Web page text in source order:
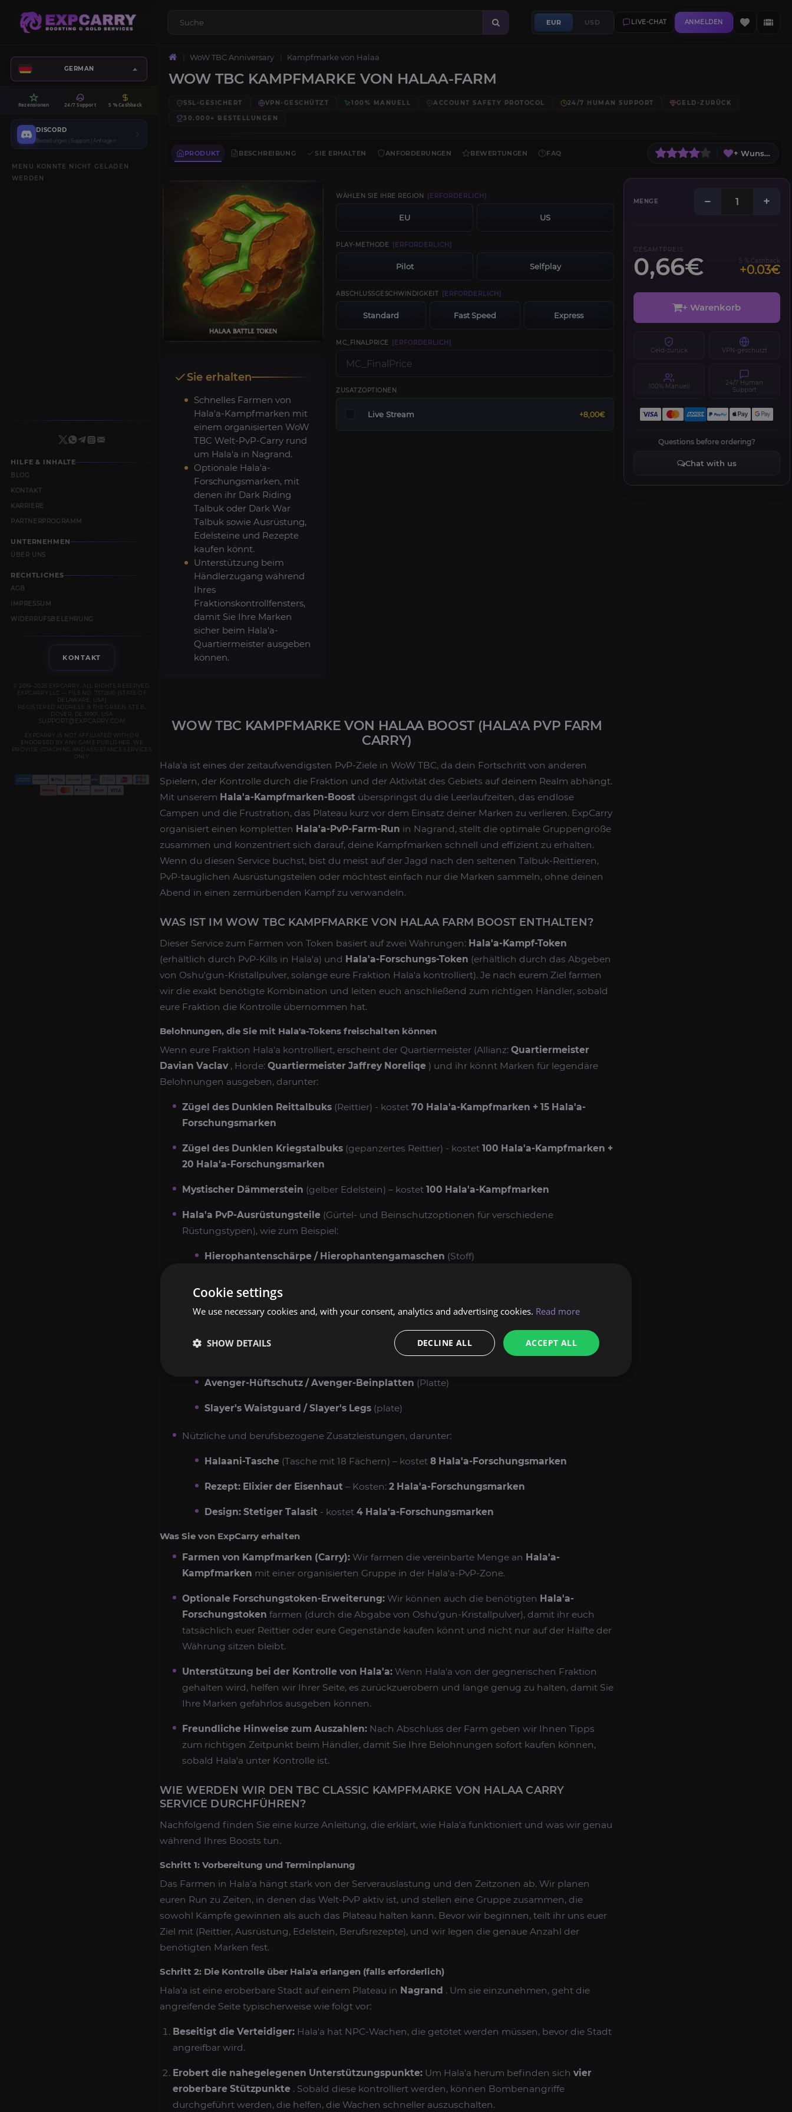
EUR USD LIVE-CHAT ANMELDEN
GERMAN
Rezensionen 24/7 Support 5 % Cashback
DISCORD
Bestellungen | Support | Anfragen
MENU KONNTE NICHT GELADEN
WERDEN
HILFE & INHALTE
BLOG
KONTAKT
KARRIERE
PARTNERPROGRAMM
UNTERNEHMEN
ÜBER UNS
RECHTLICHES
AGB
IMPRESSUM
WIDERRUFSBELEHRUNG
KONTAKT
© 2019–2026 EXPCARRY. ALL RIGHTS RESERVED.
EXPCARRY LLC — FILE NO. 7372610 (STATE OF
DELAWARE, USA)
REGISTERED ADDRESS: 8 THE GREEN, STE B,
DOVER, DE 19901, USA
SUPPORT@EXPCARRY.COM
EXPCARRY IS NOT AFFILIATED WITH OR
ENDORSED BY ANY GAME PUBLISHER. WE
PROVIDE COACHING AND ASSISTANCE SERVICES
ONLY.
WoW TBC Anniversary Kampfmarke von Halaa
WOW TBC KAMPFMARKE VON HALAA-FARM
SSL-GESICHERT VPN-GESCHÜTZT 100% MANUELL ACCOUNT SAFETY PROTOCOL 24/7 HUMAN SUPPORT
GELD-ZURÜCK
30.000+
BESTELLUNGEN
PRODUKT BESCHREIBUNG SIE ERHALTEN ANFORDERUNGEN BEWERTUNGEN FAQ + Wunschliste
WÄHLEN SIE IHRE REGION [ERFORDERLICH]
EU US
PLAY-METHODE [ERFORDERLICH]
Pilot Selfplay
ABSCHLUSSGESCHWINDIGKEIT [ERFORDERLICH]
Standard Fast Speed Express
MC_FINALPRICE [ERFORDERLICH]
ZUSATZOPTIONEN
Live Stream +8,00€
MENGE − +
GESAMTPREIS
0,66€ 5 % Cashback
+0.03€
+ Warenkorb
Geld-zurück VPN-geschützt
100% Manuell
24/7 Human
Support
Questions before ordering?
Chat with us
Sie erhalten
Schnelles Farmen von
Hala'a-Kampfmarken mit
einem organisierten WoW
TBC Welt-PvP-Carry rund
um Hala'a in Nagrand.
Optionale Hala'a-
Forschungsmarken, mit
denen ihr Dark Riding
Talbuk oder Dark War
Talbuk sowie Ausrüstung,
Edelsteine und Rezepte
kaufen könnt.
Unterstützung beim
Händlerzugang während
Ihres
Fraktionskontrollfensters,
damit Sie Ihre Marken
sicher beim Hala'a-
Quartiermeister ausgeben
können.
WOW TBC KAMPFMARKE VON HALAA BOOST (HALA'A PVP FARM
CARRY)
Hala'a ist eines der zeitaufwendigsten PvP-Ziele in WoW TBC, da dein Fortschritt von anderen
Spielern, der Kontrolle durch die Fraktion und der Aktivität des Gebiets auf deinem Realm abhängt.
Mit unserem Hala'a-Kampfmarken-Boost überspringst du die Leerlaufzeiten, das endlose
Campen und die Frustration, das Plateau kurz vor dem Einsatz deiner Marken zu verlieren. ExpCarry
organisiert einen kompletten Hala'a-PvP-Farm-Run in Nagrand, stellt die optimale Gruppengröße
zusammen und konzentriert sich darauf, deine Kampfmarken schnell und effizient zu erhalten.
Wenn du diesen Service buchst, bist du meist auf der Jagd nach den seltenen Talbuk-Reittieren,
PvP-tauglichen Ausrüstungsteilen oder möchtest einfach nur die Marken sammeln, ohne deinen
Abend in einen zermürbenden Kampf zu verwandeln.
WAS IST IM WOW TBC KAMPFMARKE VON HALAA FARM BOOST ENTHALTEN?
Dieser Service zum Farmen von Token basiert auf zwei Währungen: Hala'a-Kampf-Token
(erhältlich durch PvP-Kills in Hala'a) und Hala'a-Forschungs-Token (erhältlich durch das Abgeben
von Oshu'gun-Kristallpulver, solange eure Fraktion Hala'a kontrolliert). Je nach eurem Ziel farmen
wir die exakt benötigte Kombination und leiten euch anschließend zum richtigen Händler, sobald
eure Fraktion die Kontrolle übernommen hat.
Belohnungen, die Sie mit Hala'a-Tokens freischalten können
Wenn eure Fraktion Hala'a kontrolliert, erscheint der Quartiermeister (Allianz: Quartiermeister
Davian Vaclav , Horde: Quartiermeister Jaffrey Noreliqe ) und ihr könnt Marken für legendäre
Belohnungen ausgeben, darunter:
Zügel des Dunklen Reittalbuks (Reittier) - kostet 70 Hala'a-Kampfmarken + 15 Hala'a-
Forschungsmarken
Zügel des Dunklen Kriegstalbuks (gepanzertes Reittier) - kostet 100 Hala'a-Kampfmarken +
20 Hala'a-Forschungsmarken
Mystischer Dämmerstein (gelber Edelstein) – kostet 100 Hala'a-Kampfmarken
Hala'a PvP-Ausrüstungsteile (Gürtel- und Beinschutzoptionen für verschiedene
Rüstungstypen), wie zum Beispiel:
Hierophantenschärpe / Hierophantengamaschen (Stoff)
Traumpirscher-Schärpe / Traumpirscher-Leggings (Leder)
Schützengürtel / Schützenbeinschützer(Kettenhemd)
Sturmbrechergürtel / Sturmbrecher-Beinschienen(E-Mail)
Avenger-Hüftschutz / Avenger-Beinplatten (Platte)
Slayer's Waistguard / Slayer's Legs (plate)
Nützliche und berufsbezogene Zusatzleistungen, darunter:
Halaani-Tasche (Tasche mit 18 Fächern) – kostet 8 Hala'a-Forschungsmarken
Rezept: Elixier der Eisenhaut – Kosten: 2 Hala'a-Forschungsmarken
Design: Stetiger Talasit - kostet 4 Hala'a-Forschungsmarken
Was Sie von ExpCarry erhalten
Farmen von Kampfmarken (Carry): Wir farmen die vereinbarte Menge an Hala'a-
Kampfmarken mit einer organisierten Gruppe in der Hala'a-PvP-Zone.
Optionale Forschungstoken-Erweiterung: Wir können auch die benötigten Hala'a-
Forschungstoken farmen (durch die Abgabe von Oshu'gun-Kristallpulver), damit ihr euch
tatsächlich euer Reittier oder eure Gegenstände kaufen könnt und nicht nur auf der Hälfte der
Währung sitzen bleibt.
Unterstützung bei der Kontrolle von Hala'a: Wenn Hala'a von der gegnerischen Fraktion
gehalten wird, helfen wir Ihrer Seite, es zurückzuerobern und lange genug zu halten, damit Sie
Ihre Marken gefahrlos ausgeben können.
Freundliche Hinweise zum Auszahlen: Nach Abschluss der Farm geben wir Ihnen Tipps
zum richtigen Zeitpunkt beim Händler, damit Sie Ihre Belohnungen sofort kaufen können,
sobald Hala'a unter Kontrolle ist.
WIE WERDEN WIR DEN TBC CLASSIC KAMPFMARKE VON HALAA CARRY
SERVICE DURCHFÜHREN?
Nachfolgend finden Sie eine kurze Anleitung, die erklärt, wie Hala'a funktioniert und was wir genau
während Ihres Boosts tun.
Schritt 1: Vorbereitung und Terminplanung
Das Farmen in Hala'a hängt stark von der Serverauslastung und den Zeitzonen ab. Wir planen
euren Run zu Zeiten, in denen das Welt-PvP aktiv ist, und stellen eine Gruppe zusammen, die
sowohl Kämpfe gewinnen als auch das Plateau halten kann. Bevor wir beginnen, teilt ihr uns euer
Ziel mit (Reittier, Ausrüstung, Edelstein, Berufsrezepte), und wir legen die genaue Anzahl der
benötigten Marken fest.
Schritt 2: Die Kontrolle über Hala'a erlangen (falls erforderlich)
Hala'a ist eine eroberbare Stadt auf einem Plateau in Nagrand . Um sie einzunehmen, geht die
angreifende Seite typischerweise wie folgt vor:
Beseitigt die Verteidiger: Hala'a hat NPC-Wachen, die getötet werden müssen, bevor die Stadt
angreifbar wird.
Erobert die nahegelegenen Unterstützungspunkte: Um Hala'a herum befinden sich vier
eroberbare Stützpunkte . Sobald diese kontrolliert werden, können Bombenangriffe
durchgeführt werden, die helfen, die Wachen schneller auszuschalten.
Cookie settings
We use necessary cookies and, with your consent, analytics and advertising cookies. Read more
ACCEPT ALL
DECLINE ALL
SHOW DETAILS